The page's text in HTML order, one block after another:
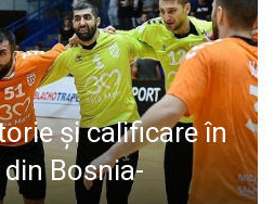
și calificare în
Bosnia-